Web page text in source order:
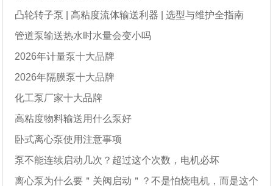
凸轮转子泵 | 高粘度流体输送利器 | 选型与维护全指南
管道泵输送热水时水量会变小吗
2026年计量泵十大品牌
2026年隔膜泵十大品牌
化工泵厂家十大品牌
高粘度物料输送用什么泵好
卧式离心泵使用注意事项
泵不能连续启动几次？超过这个次数，电机必坏
离心泵为什么要＂关阀启动＂？不是怕烧电机，而是这个